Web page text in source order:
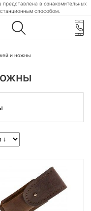
представлена в ознакомительных
способом.
и ножны